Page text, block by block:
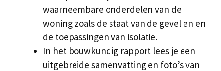
waarneembare onderdelen van de
woning zoals de staat van de gevel en en
de toepassingen van isolatie.
In het bouwkundig rapport lees je een
uitgebreide samenvatting en foto’s van